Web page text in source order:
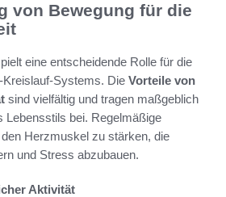
von Bewegung für die
eine entscheidende Rolle für die
Systems. Die Vorteile von
sind vielfältig und tragen maßgeblich
Lebensstils bei. Regelmäßige
Herzmuskel zu stärken, die
und Stress abzubauen.
Aktivität